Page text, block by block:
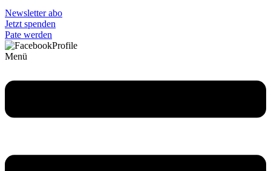
Newsletter abo
Jetzt spenden
Pate werden
Menü